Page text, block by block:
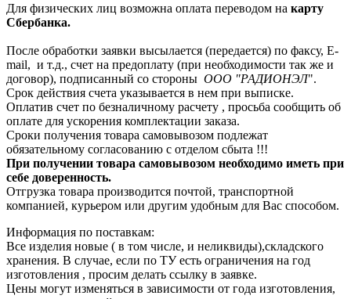
Для физических лиц возможна оплата переводом на карту
Сбербанка.
После обработки заявки высылается (передается) по факсу, E-
mail, и т.д., счет на предоплату (при необходимости так же и
договор), подписанный со стороны ООО "РАДИОНЭЛ".
Срок действия счета указывается в нем при выписке.
Оплатив счет по безналичному расчету , просьба сообщить об
оплате для ускорения комплектации заказа.
Сроки получения товара самовывозом подлежат
обязательному согласованию с отделом сбыта !!!
При получении товара самовывозом необходимо иметь при
себе доверенность.
Отгрузка товара производится почтой, транспортной
компанией, курьером или другим удобным для Вас способом.
Информация по поставкам:
Все изделия новые ( в том числе, и неликвиды),складского
хранения. В случае, если по ТУ есть ограничения на год
изготовления , просим делать ссылку в заявке.
Цены могут изменяться в зависимости от года изготовления,